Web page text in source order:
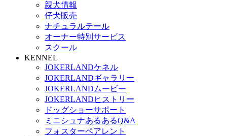
親犬情報
仔犬販売
ナチュラルテール
オーナー特別サービス
スクール
KENNEL
JOKERLANDケネル
JOKERLANDギャラリー
JOKERLANDムービー
JOKERLANDヒストリー
ドッグショーサポート
ミニシュナあるあるQ&A
フォスターペアレント